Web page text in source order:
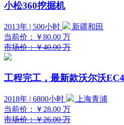
小松360挖掘机
2013年 | 500小时
新疆和田
当前价：
￥80.00 万
市场价：￥40.00 万
工程完工，最新款沃尔沃
2018年 | 6800小时
上海青浦
当前价：
￥28.00 万
市场价：￥26.00 万